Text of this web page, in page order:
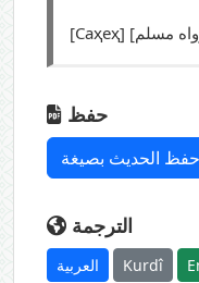
حفظ
الترجمة
العربية Kurdî